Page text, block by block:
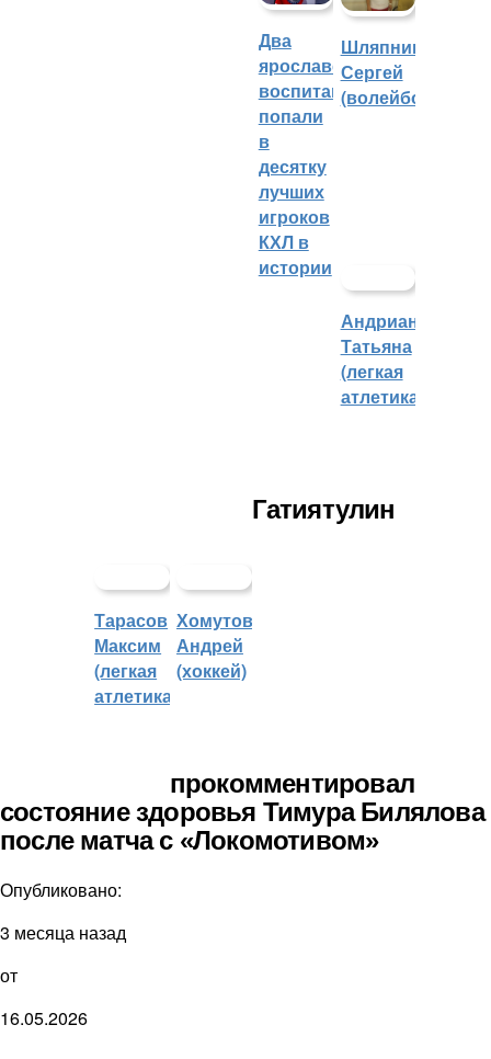
Два
ярославских
воспитанника
попали
в
десятку
лучших
игроков
КХЛ в
истории
Шляпников
Сергей
(волейбол)
Андрианова
Татьяна
(легкая
атлетика)
Тарасов
Максим
(легкая
атлетика)
Хомутов
Андрей
(хоккей)
Гатиятулин
прокомментировал
состояние здоровья Тимура Билялова
после матча с «Локомотивом»
Опубликовано:
3 месяца назад
от
16.05.2026